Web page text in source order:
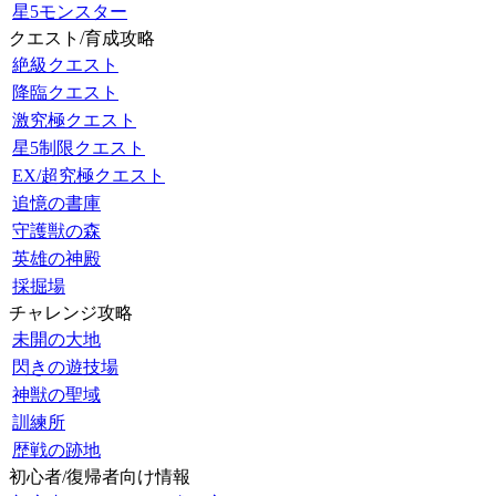
星5モンスター
クエスト/育成攻略
絶級クエスト
降臨クエスト
激究極クエスト
星5制限クエスト
EX/超究極クエスト
追憶の書庫
守護獣の森
英雄の神殿
採掘場
チャレンジ攻略
未開の大地
閃きの遊技場
神獣の聖域
訓練所
歴戦の跡地
初心者/復帰者向け情報